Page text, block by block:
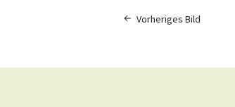
Vorheriges Bild